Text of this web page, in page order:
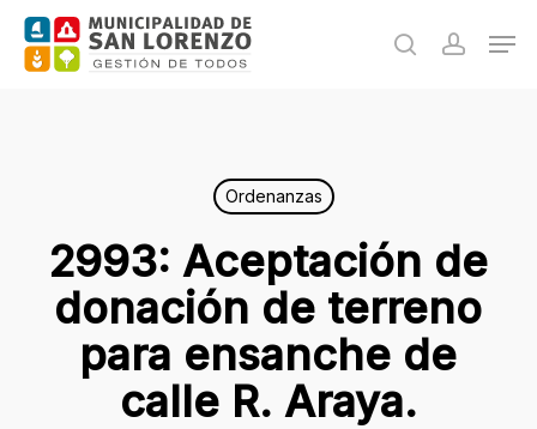
Skip
search
Ordenanzas
2993: Aceptación de
donación de terreno
para ensanche de
calle R. Araya.